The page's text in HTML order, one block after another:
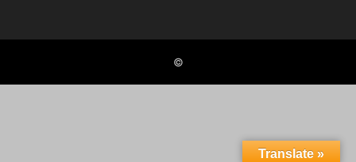
©
Translate »